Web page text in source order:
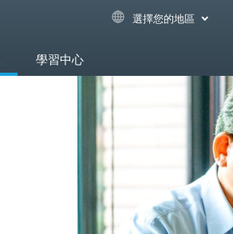
選擇您的地區
學習中心